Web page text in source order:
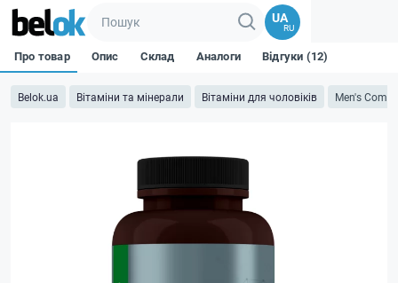
UA
RU
Belok.ua Вітаміни та мінерали Вітаміни для чоловіків Men's
Про товар Опис Склад Аналоги Відгуки (12)